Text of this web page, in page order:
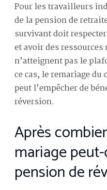
Pour les travailleurs
de la pension de
survivant doit
et avoir des
n’atteignent pas le
ce cas, le remariage
peut l’empêcher de
réversion.
Après
mariage
pension de